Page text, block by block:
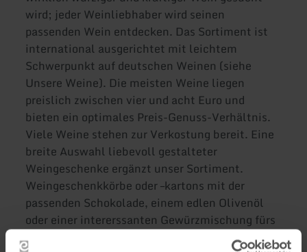
wird; jeder Weinliebhaber wird seinen
passenden Wein entdecken. Das Sortiment ist
international ausgerichtet mit leichtem
Schwerpunkt auf deutschen Weinen (siehe
Unsere Weine). Die meisten Weine liegen
preislich zwischen vier und acht Euro und
bieten ein optimales Preis-Genuss-Verhältnis.
Viele Weine stehen zur Verkostung bereit. Eine
breite Auswahl liebevoll gestalteter
Weingeschenke ergänzt unser Sortiment.
Weingeschenkkörbe oder –kartons mit der
passenden Schokolade, einem edlen Olivenöl
oder einer intererssanten Gewürzmischung fürs
Essen werden je nach Wunsch angefertigt.